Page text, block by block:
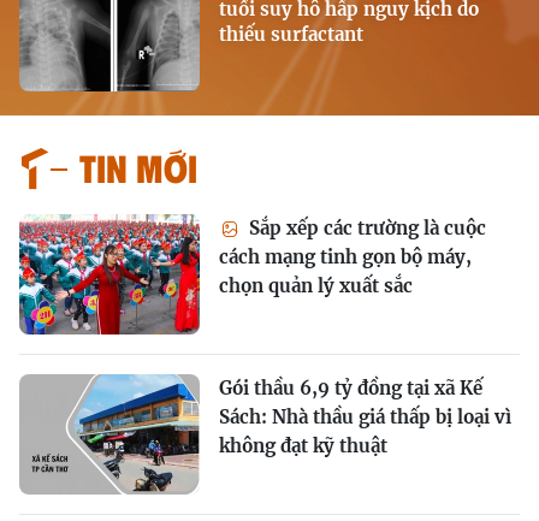
tuổi suy hô hấp nguy kịch do
thiếu surfactant
Tin mới
Sắp xếp các trường là cuộc
cách mạng tinh gọn bộ máy,
chọn quản lý xuất sắc
Gói thầu 6,9 tỷ đồng tại xã Kế
Sách: Nhà thầu giá thấp bị loại vì
không đạt kỹ thuật